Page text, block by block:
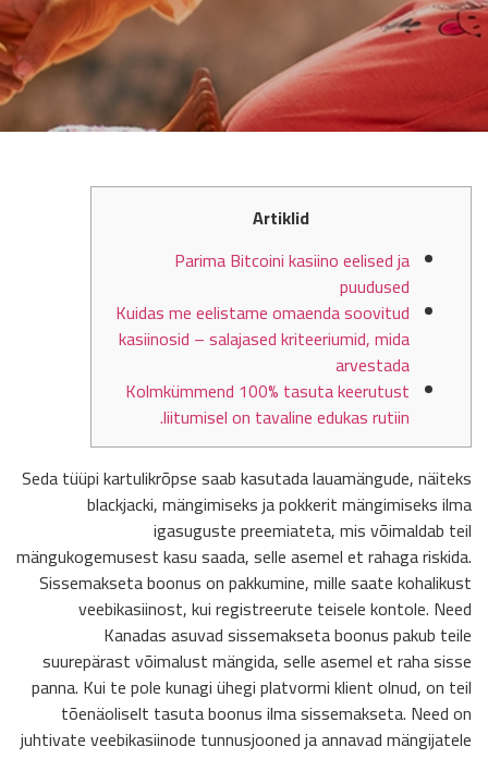
Artiklid
Parima Bitcoini kasiino eelised ja
puudused
Kuidas me eelistame omaenda soovitud
kasiinosid – salajased kriteeriumid, mida
arvestada
Kolmkümmend 100% tasuta keerutust
liitumisel on tavaline edukas rutiin.
Seda tüüpi kartulikrõpse saab kasutada lauamängude, näiteks
blackjacki, mängimiseks ja pokkerit mängimiseks ilma
igasuguste preemiateta, mis võimaldab teil
mängukogemusest kasu saada, selle asemel et rahaga riskida.
Sissemakseta boonus on pakkumine, mille saate kohalikust
veebikasiinost, kui registreerute teisele kontole. Need
Kanadas asuvad sissemakseta boonus pakub teile
suurepärast võimalust mängida, selle asemel et raha sisse
panna. Kui te pole kunagi ühegi platvormi klient olnud, on teil
tõenäoliselt tasuta boonus ilma sissemakseta. Need on
juhtivate veebikasiinode tunnusjooned ja annavad mängijatele